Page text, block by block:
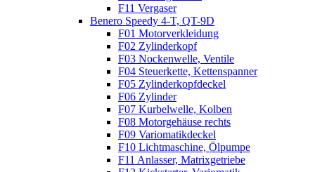
F11 Vergaser
Benero Speedy 4-T, QT-9D
F01 Motorverkleidung
F02 Zylinderkopf
F03 Nockenwelle, Ventile
F04 Steuerkette, Kettenspanner
F05 Zylinderkopfdeckel
F06 Zylinder
F07 Kurbelwelle, Kolben
F08 Motorgehäuse rechts
F09 Variomatikdeckel
F10 Lichtmaschine, Ölpumpe
F11 Anlasser, Matrixgetriebe